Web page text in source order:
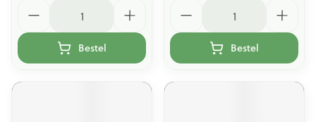
Bestel Bestel